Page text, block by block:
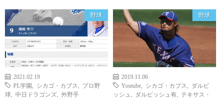
野球
2021.02.19
PL学園
シカゴ・カブス
プロ野
球
中日ドラゴンズ 外野手
野球
2019.11.06
Youtube
シカゴ・カブス
ダルビ
ッシュ
ダルビッシュ有
テキサス・